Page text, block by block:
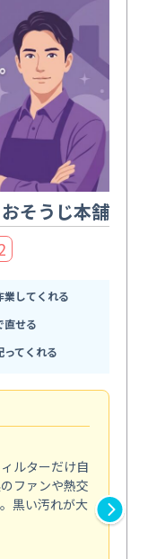
おそうじ本舗
業してくれる
直せる
てくれる
ルターだけ自
ファンや熱交
黒い汚れが大